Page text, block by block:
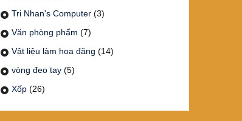
Tri Nhan's Computer (3)
Văn phòng phẩm (7)
Vật liệu làm hoa đăng (14)
vòng đeo tay (5)
Xốp (26)